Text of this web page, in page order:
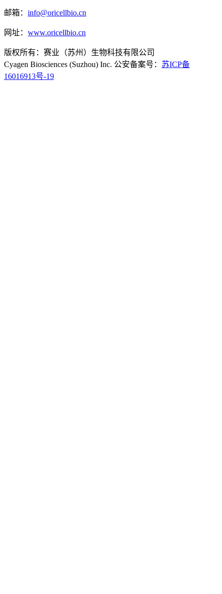
邮箱： info@oricellbio.cn
网址： www.oricellbio.cn
版权所有：赛业（苏州）生物科技有限公司
Cyagen Biosciences (Suzhou) Inc. 公安备案号： 苏ICP备
16016913号-19